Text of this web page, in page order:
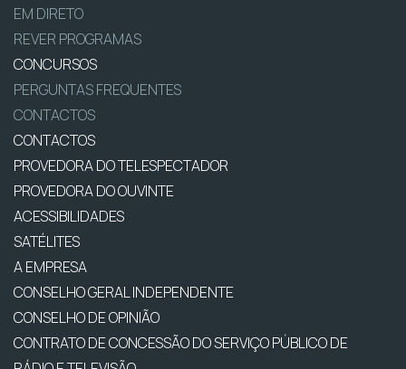
EM DIRETO
REVER PROGRAMAS
CONCURSOS
PERGUNTAS FREQUENTES
CONTACTOS
CONTACTOS
PROVEDORA DO TELESPECTADOR
PROVEDORA DO OUVINTE
ACESSIBILIDADES
SATÉLITES
A EMPRESA
CONSELHO GERAL INDEPENDENTE
CONSELHO DE OPINIÃO
CONTRATO DE CONCESSÃO DO SERVIÇO PÚBLICO DE